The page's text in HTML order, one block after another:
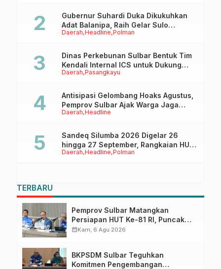
Daerah Headline Polman
Gubernur Suhardi Duka Dikukuhkan
Adat Balanipa, Raih Gelar Sulo
Tappidena
Daerah Pasangkayu
Dinas Perkebunan Sulbar Bentuk Tim
Kendali Internal ICS untuk Dukung
Sertifikasi ISPO Pekebun di
Daerah Headline
Antisipasi Gelombang Hoaks Agustus,
Pemprov Sulbar Ajak Warga Jaga
Ruang Digital
Daerah Headline Polman
Sandeq Silumba 2026 Digelar 26
hingga 27 September, Rangkaian HUT
Sulbar
TERBARU
Pemprov Sulbar Matangkan
Persiapan HUT Ke-81 RI, Puncak
Upacara di Lapangan Ahmad
calendar_monthKam, 6 Agu 2026
BKPSDM Sulbar Teguhkan
Komitmen Pengembangan